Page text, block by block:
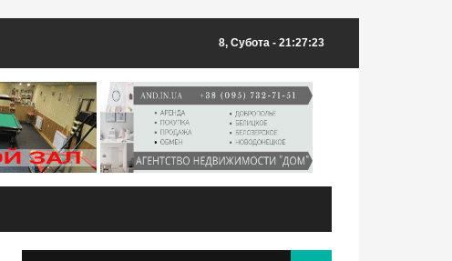
8, Субота - 21:27:23